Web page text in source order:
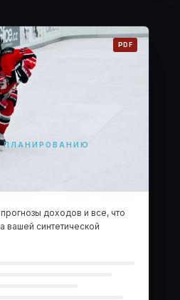
ПЛАНИРОВАНИЮ
PDF
доходов и все, что
вашей синтетической